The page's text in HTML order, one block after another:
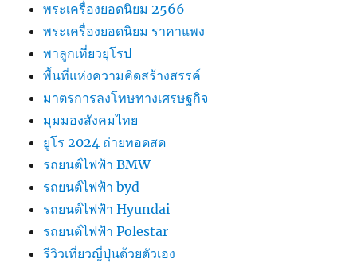
พระเครื่องยอดนิยม 2566
พระเครื่องยอดนิยม ราคาแพง
พาลูกเที่ยวยุโรป
พื้นที่แห่งความคิดสร้างสรรค์
มาตรการลงโทษทางเศรษฐกิจ
มุมมองสังคมไทย
ยูโร 2024 ถ่ายทอดสด
รถยนต์ไฟฟ้า BMW
รถยนต์ไฟฟ้า byd
รถยนต์ไฟฟ้า Hyundai
รถยนต์ไฟฟ้า Polestar
รีวิวเที่ยวญี่ปุ่นด้วยตัวเอง